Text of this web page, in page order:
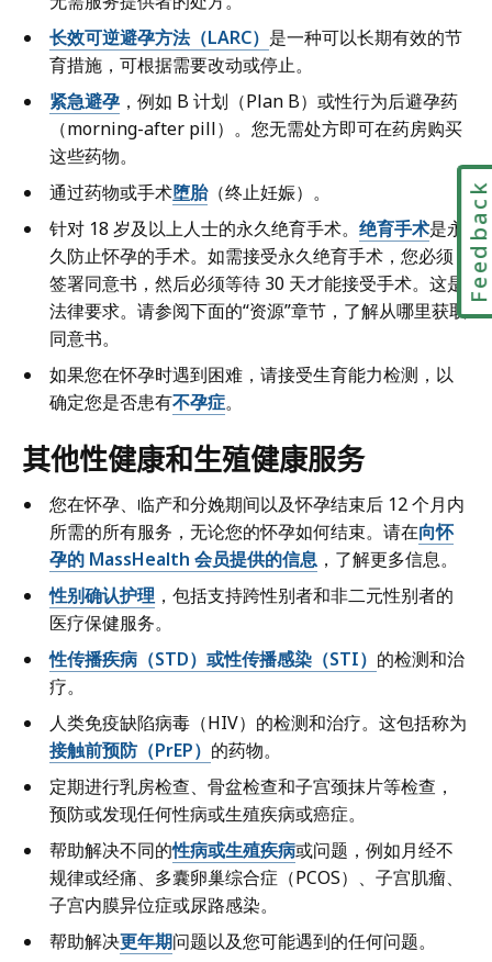
长效可逆避孕方法（LARC） 是一种可以长期有效的节
育措施，可根据需要改动或停止。
紧急避孕 ，例如 B 计划（Plan B）或性行为后避孕药
（morning-after pill）。您无需处方即可在药房购买
这些药物。
通过药物或手术堕胎（终止妊娠）。
针对 18 岁及以上人士的永久绝育手术。 绝育手术是永
久防止怀孕的手术。如需接受永久绝育手术，您必须
签署同意书，然后必须等待 30 天才能接受手术。这是
法律要求。请参阅下面的“资源”章节，了解从哪里获取
同意书。
如果您在怀孕时遇到困难，请接受生育能力检测，以
确定您是否患有不孕症。
其他性健康和生殖健康服务
您在怀孕、临产和分娩期间以及怀孕结束后 12 个月内
所需的所有服务，无论您的怀孕如何结束。请在向怀
孕的 MassHealth 会员提供的信息 ，了解更多信息。
性别确认护理 ，包括支持跨性别者和非二元性别者的
医疗保健服务。
性传播疾病（STD）或性传播感染（STI） 的检测和治
疗。
人类免疫缺陷病毒（HIV）的检测和治疗。这包括称为
接触前预防（PrEP） 的药物。
定期进行乳房检查、骨盆检查和子宫颈抹片等检查，
预防或发现任何性病或生殖疾病或癌症。
帮助解决不同的性病或生殖疾病或问题，例如月经不
规律或经痛、多囊卵巢综合症（PCOS）、子宫肌瘤、
子宫内膜异位症或尿路感染。
帮助解决更年期问题以及您可能遇到的任何问题。
Feedback